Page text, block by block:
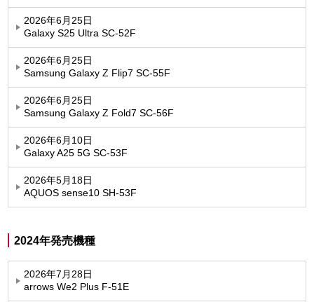
2026年6月25日
Galaxy S25 Ultra SC-52F
2026年6月25日
Samsung Galaxy Z Flip7 SC-55F
2026年6月25日
Samsung Galaxy Z Fold7 SC-56F
2026年6月10日
Galaxy A25 5G SC-53F
2026年5月18日
AQUOS sense10 SH-53F
2024年発売機種
2026年7月28日
arrows We2 Plus F-51E